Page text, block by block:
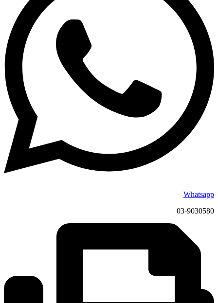
Whatsapp
03-9030580